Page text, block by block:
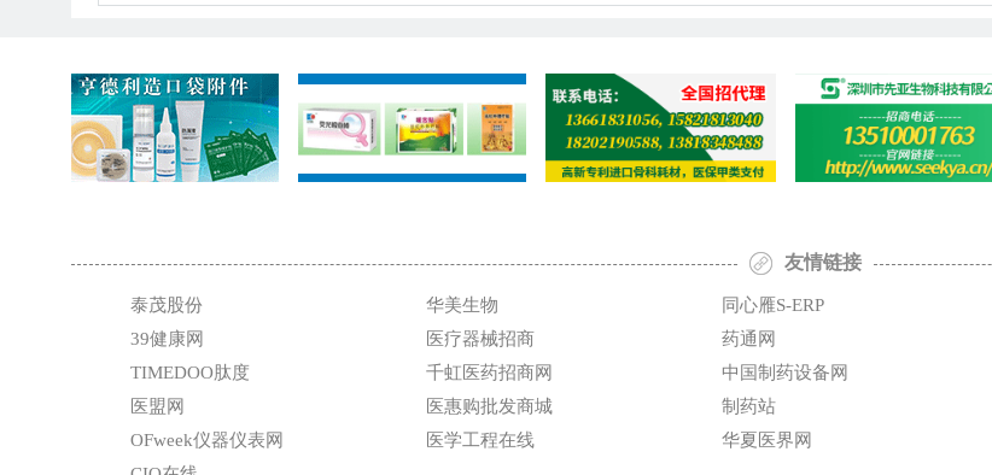
友情链接
泰茂股份 华美生物 同心雁S-ERP
39健康网
医疗器械招商 药通网
TIMEDOO肽度
千虹医药招商网 中国制药设备网
医盟网
医惠购批发商城 制药站
OFweek仪器仪表网
医学工程在线 华夏医界网